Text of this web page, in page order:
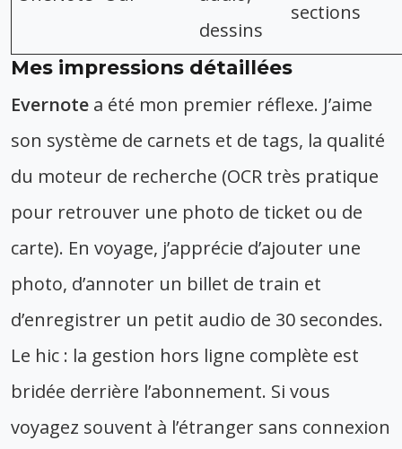
dessins
sections
Mes impressions détaillées
Evernote a été mon premier réflexe. J’aime
son système de carnets et de tags, la qualité
du moteur de recherche (OCR très pratique
pour retrouver une photo de ticket ou de
carte). En voyage, j’apprécie d’ajouter une
photo, d’annoter un billet de train et
d’enregistrer un petit audio de 30 secondes.
Le hic : la gestion hors ligne complète est
bridée derrière l’abonnement. Si vous
voyagez souvent à l’étranger sans connexion